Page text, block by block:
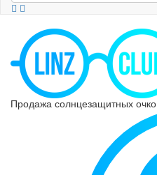
Продажа солнцезащитных